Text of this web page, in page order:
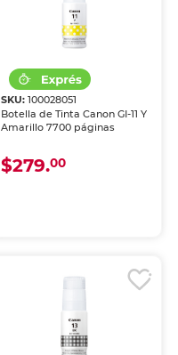
SKU: 100028051
Botella de Tinta Canon GI-11 Y
Amarillo 7700 páginas
$279.00